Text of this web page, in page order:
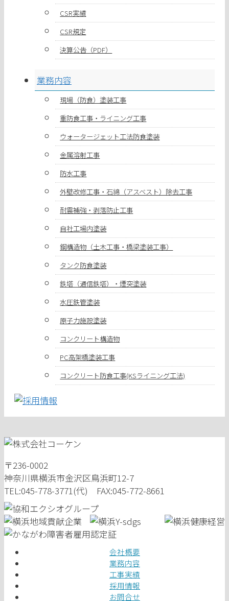
CSR実績
CSR規定
決算公告（PDF）
業務内容
現場（防食）塗装工事
重防食工事・ライニング工事
ウォータージェット工法防食塗装
金属溶射工事
防水工事
外壁改修工事・石綿（アスベスト）除去工事
耐震補強・剥落防止工事
自社工場内塗装
鋼構造物（土木工事・橋梁塗装工事）
タンク防食塗装
鉄塔（通信鉄塔）・煙突塗装
水圧鉄管塗装
原子力施設塗装
コンクリート構造物
PC高架橋塗装工事
コンクリート防食工事(KSライニング工法)
〒236-0002
神奈川県横浜市金沢区鳥浜町12-7
TEL:045-778-3771(代) FAX:045-772-8661
会社概要
業務内容
工事実績
採用情報
お問合せ